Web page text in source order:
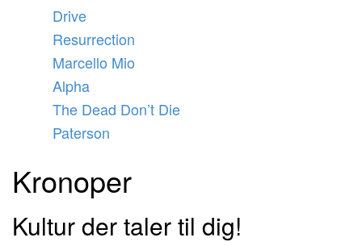
Drive
Resurrection
Marcello Mio
Alpha
The Dead Don’t Die
Paterson
Kronoper
Kultur der taler til dig!